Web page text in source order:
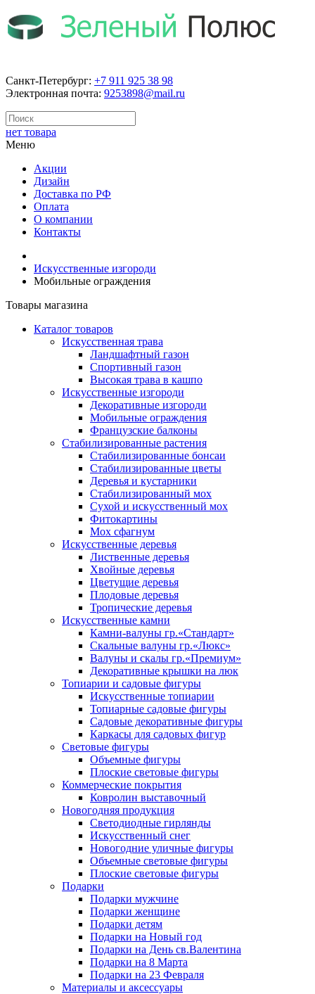
Санкт-Петербург: +7 911 925 38 98
Электронная почта: 9253898@mail.ru
нет товара
Меню
Акции
Дизайн
Доставка по РФ
Оплата
О компании
Контакты
Искусственные изгороди
Мобильные ограждения
Товары магазина
Каталог товаров
Искусственная трава
Ландшафтный газон
Спортивный газон
Высокая трава в кашпо
Искусственные изгороди
Декоративные изгороди
Мобильные ограждения
Французские балконы
Стабилизированные растения
Стабилизированные бонсаи
Стабилизированные цветы
Деревья и кустарники
Стабилизированный мох
Сухой и искусственный мох
Фитокартины
Мох сфагнум
Искусственные деревья
Лиственные деревья
Хвойные деревья
Цветущие деревья
Плодовые деревья
Тропические деревья
Искусственные камни
Камни-валуны гр.«Стандарт»
Скальные валуны гр.«Люкс»
Валуны и скалы гр.«Премиум»
Декоративные крышки на люк
Топиарии и садовые фигуры
Искусственные топиарии
Топиарные садовые фигуры
Садовые декоративные фигуры
Каркасы для садовых фигур
Световые фигуры
Объемные фигуры
Плоские световые фигуры
Коммерческие покрытия
Ковролин выставочный
Новогодняя продукция
Светодиодные гирлянды
Искусственный снег
Новогодние уличные фигуры
Объемные световые фигуры
Плоские световые фигуры
Подарки
Подарки мужчине
Подарки женщине
Подарки детям
Подарки на Новый год
Подарки на День св.Валентина
Подарки на 8 Марта
Подарки на 23 Февраля
Материалы и аксессуары